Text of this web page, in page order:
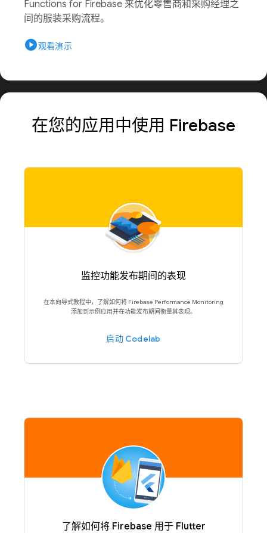
Functions for Firebase 来优化零售商和采购经理之
间的服装采购流程。
play_circle观看演示
在您的应用中使用 Firebase
监控功能发布期间的表现
在本向导式教程中，了解如何将 Firebase Performance Monitoring
添加到示例应用并在功能发布期间衡量其表现。
启动 Codelab
了解如何将 Firebase 用于 Flutter